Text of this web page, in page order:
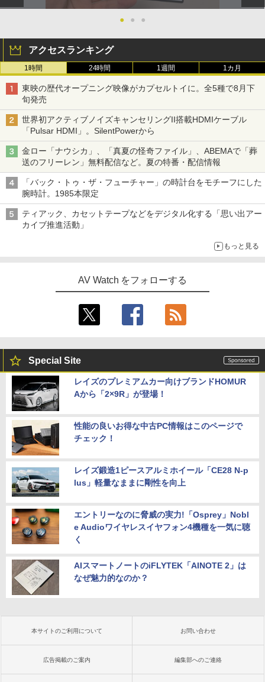
● ● ●
アクセスランキング
1時間 24時間 1週間 1カ月
東映の歴代オープニング映像がカプセルトイに。全5種で8月下
旬発売
世界初アクティブノイズキャンセリングII搭載HDMIケーブル
「Pulsar HDMI」。SilentPowerから
金ロー「ナウシカ」、「真夏の怪奇ファイル」、ABEMAで「葬
送のフリーレン」無料配信など。夏の特番・配信情報
「バック・トゥ・ザ・フューチャー」の時計台をモチーフにした
腕時計。1985本限定
ティアック、カセットテープなどをデジタル化する「思い出アー
カイブ推進活動」
もっと見る
AV Watch をフォローする
Special Site
レイズのプレミアムカー向けブランドHOMUR
Aから「2×9R」が登場！
性能の良いお得な中古PC情報はこのページで
チェック！
レイズ鍛造1ピースアルミホイール「CE28 N-p
lus」軽量なままに剛性を向上
エントリーなのに脅威の実力!「Osprey」Nobl
e Audioワイヤレスイヤフォン4機種を一気に聴
く
AIスマートノートのiFLYTEK「AINOTE 2」は
なぜ魅力的なのか？
本サイトのご利用について お問い合わせ
広告掲載のご案内 編集部へのご連絡